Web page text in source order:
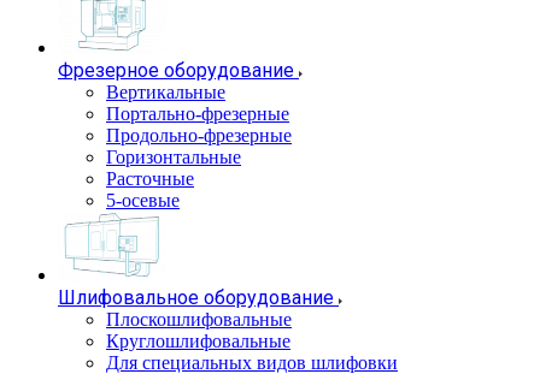
Фрезерное оборудование
Вертикальные
Портально-фрезерные
Продольно-фрезерные
Горизонтальные
Расточные
5-осевые
Шлифовальное оборудование
Плоскошлифовальные
Круглошлифовальные
Для специальных видов шлифовки